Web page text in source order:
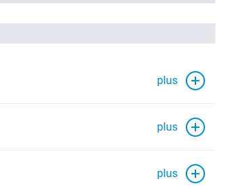
plus
plus
plus